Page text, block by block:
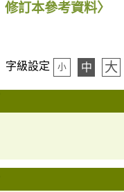
訂本參考資料〉
字級設定 小 中 大